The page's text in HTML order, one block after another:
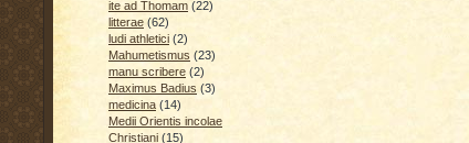
ite ad Thomam (22)
litterae (62)
ludi athletici (2)
Mahumetismus (23)
manu scribere (2)
Maximus Badius (3)
medicina (14)
Medii Orientis incolae
Christiani (15)